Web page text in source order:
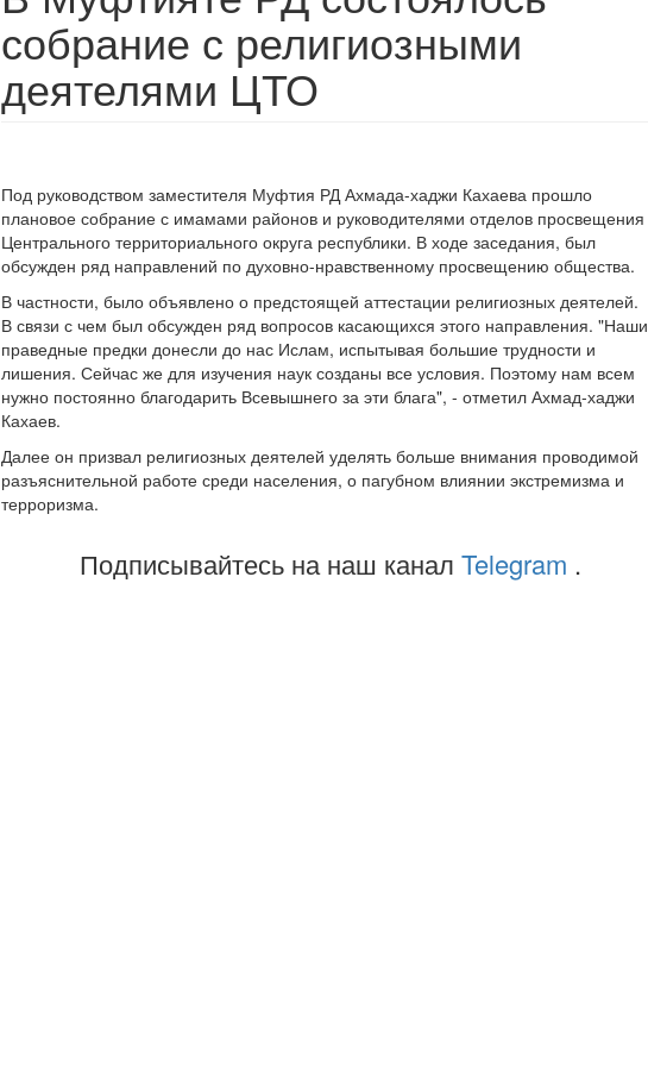
собрание с религиозными
деятелями ЦТО
Под руководством заместителя Муфтия РД Ахмада-хаджи Кахаева прошло
плановое собрание с имамами районов и руководителями отделов просвещения
Центрального территориального округа республики. В ходе заседания, был
обсужден ряд направлений по духовно-нравственному просвещению общества.
В частности, было объявлено о предстоящей аттестации религиозных деятелей.
В связи с чем был обсужден ряд вопросов касающихся этого направления. "Наши
праведные предки донесли до нас Ислам, испытывая большие трудности и
лишения. Сейчас же для изучения наук созданы все условия. Поэтому нам всем
нужно постоянно благодарить Всевышнего за эти блага", - отметил Ахмад-хаджи
Кахаев.
Далее он призвал религиозных деятелей уделять больше внимания проводимой
разъяснительной работе среди населения, о пагубном влиянии экстремизма и
терроризма.
Подписывайтесь на наш канал Telegram .